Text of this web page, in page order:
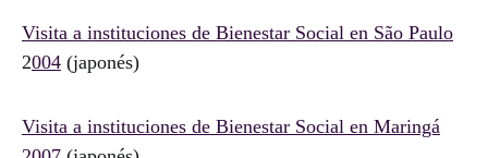
Visita a instituciones de Bienestar Social en São Paulo
2004 (japonés)
Visita a instituciones de Bienestar Social en Maringá